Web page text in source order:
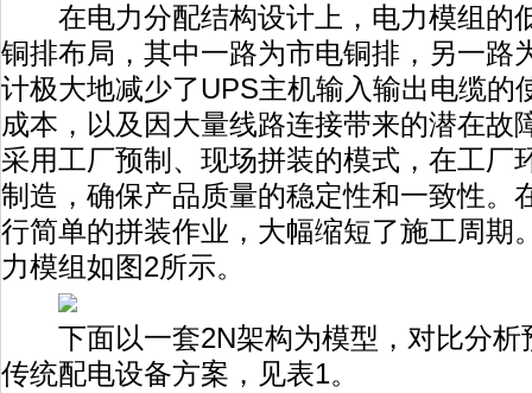
在电力分配结构设计上，电力模组的
铜排布局，其中一路为市电铜排，另一路
计极大地减少了UPS主机输入输出电缆的
成本，以及因大量线路连接带来的潜在故
采用工厂预制、现场拼装的模式，在工厂
制造，确保产品质量的稳定性和一致性。
行简单的拼装作业，大幅缩短了施工周期
力模组如图2所示。
下面以一套2N架构为模型，对比分析
传统配电设备方案，见表1。